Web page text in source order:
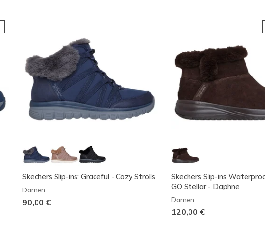
Skechers Slip-ins: Graceful - Cozy Strolls
Damen
90,00 €
Skechers Slip-ins
GO Stellar - Daphne
Damen
120,00 €